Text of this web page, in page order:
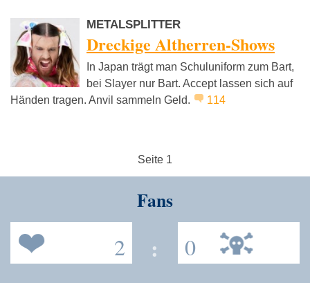
METALSPLITTER
Dreckige Altherren-Shows
In Japan trägt man Schuluniform zum Bart,
bei Slayer nur Bart. Accept lassen sich auf
Händen tragen. Anvil sammeln Geld.
114
Seite 1
Fans
2 : 0